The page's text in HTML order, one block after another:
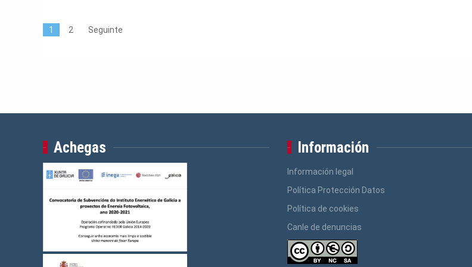
1 2 Seguinte
Achegas Información
Información legal
Política Protección Datos
Política de cookies
Canle de denuncias